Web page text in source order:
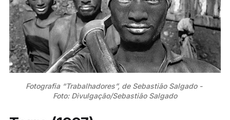
Fotografia “Trabalhadores”, de Sebastião Salgado -
Foto: Divulgação/Sebastião Salgado